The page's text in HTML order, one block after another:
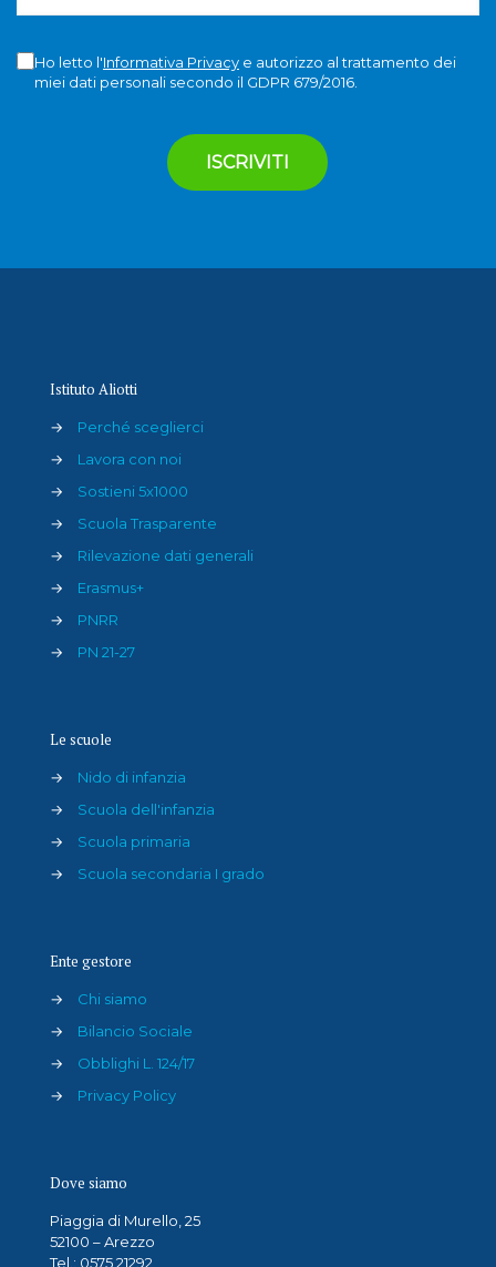
Ho letto l'Informativa Privacye autorizzo al trattamento dei
miei dati personali secondo il GDPR 679/2016.
Istituto Aliotti
→
Perché sceglierci
→
Lavora con noi
→
Sostieni 5x1000
→
Scuola Trasparente
→
Rilevazione dati generali
→
Erasmus+
→
PNRR
→
PN 21-27
Le scuole
→
Nido di infanzia
→
Scuola dell'infanzia
→
Scuola primaria
→
Scuola secondaria I grado
Ente gestore
→
Chi siamo
→
Bilancio Sociale
→
Obblighi L. 124/17
→
Privacy Policy
Dove siamo
Piaggia di Murello, 25
52100 – Arezzo
Tel.: 0575 21292